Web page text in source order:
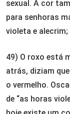
sexual. A cor
para senhoras
violeta e alecrim;
49) O roxo está
atrás, diziam
o vermelho.
de “as horas